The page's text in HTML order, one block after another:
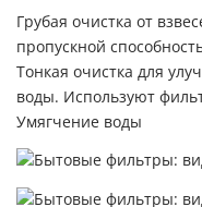
Грубая очистка от
пропускной
Тонкая очистка для
воды. Используют
Умягчение воды